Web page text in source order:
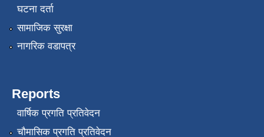
घटना दर्ता
सामाजिक सुरक्षा
नागरिक वडापत्र
Reports
वार्षिक प्रगति प्रतिवेदन
चौमासिक प्रगति प्रतिवेदन